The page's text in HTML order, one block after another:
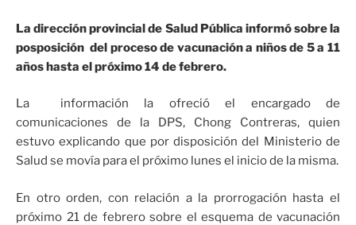
La dirección provincial de Salud Pública informó sobre la
posposición del proceso de vacunación a niños de 5 a 11
años hasta el próximo 14 de febrero.
La información la ofreció el encargado de
comunicaciones de la DPS, Chong Contreras, quien
estuvo explicando que por disposición del Ministerio de
Salud se movía para el próximo lunes el inicio de la misma.
En otro orden, con relación a la prorrogación hasta el
próximo 21 de febrero sobre el esquema de vacunación